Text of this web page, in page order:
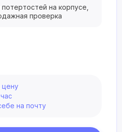
на корпусе,
проверка
цену
на почту